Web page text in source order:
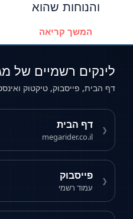
והנוחות שהוא
המשך קריאה
לינקים רשמיים של
דף הבית, פייסבוק, טיקטוק
❮ דף הבית
megarider.co.il
❮ פייסבוק
עמוד רשמי